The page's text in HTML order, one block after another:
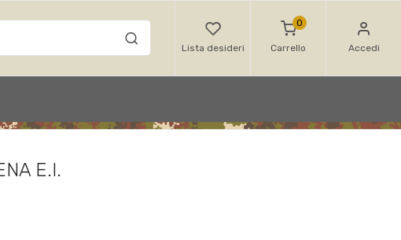
Lista desideri
0
Carrello Accedi
E.I.